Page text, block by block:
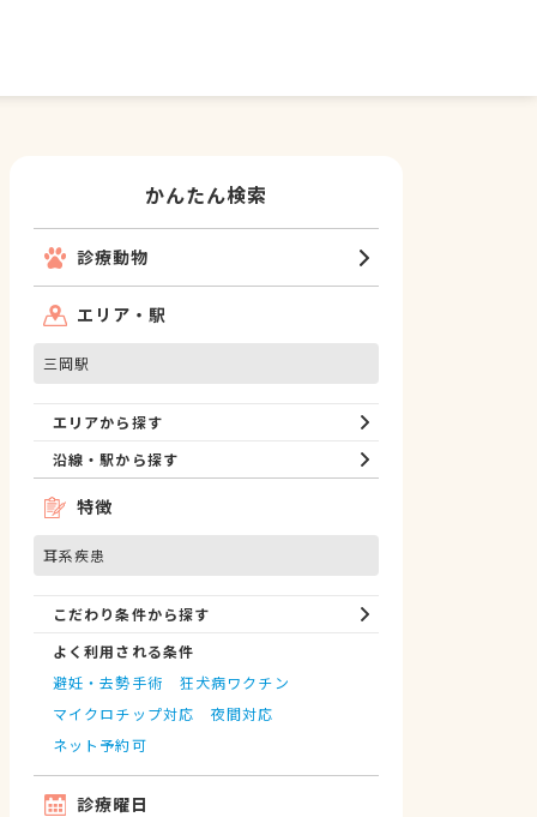
かんたん検索
診療動物
エリア・駅
三岡駅
エリアから探す
沿線・駅から探す
特徴
耳系疾患
こだわり条件から探す
よく利用される条件
避妊・去勢手術
狂犬病ワクチン
マイクロチップ対応
夜間対応
ネット予約可
診療曜日